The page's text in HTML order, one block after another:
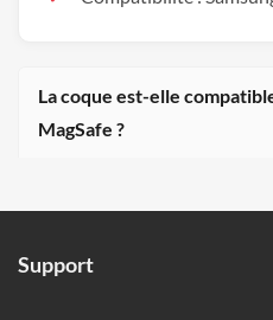
La coque est-elle
MagSafe ?
Support